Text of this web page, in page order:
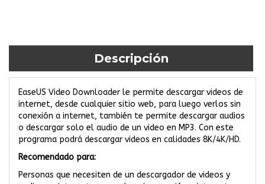
Descripción
EaseUS Video Downloader le permite descargar videos de
internet, desde cualquier sitio web, para luego verlos sin
conexión a internet, también te permite descargar audios
o descargar solo el audio de un video en MP3. Con este
programa podrá descargar videos en calidades 8K/4K/HD.
Recomendado para:
Personas que necesiten de un descargador de videos y